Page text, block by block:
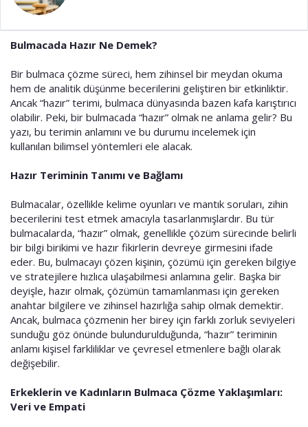
a
i
i
Bulmacada Hazır Ne Demek?
Bir bulmaca çözme süreci, hem zihinsel bir meydan okuma
hem de analitik düşünme becerilerini geliştiren bir etkinliktir.
Ancak “hazır” terimi, bulmaca dünyasında bazen kafa karıştırıcı
olabilir. Peki, bir bulmacada “hazır” olmak ne anlama gelir? Bu
yazı, bu terimin anlamını ve bu durumu incelemek için
kullanılan bilimsel yöntemleri ele alacak.
Hazır Teriminin Tanımı ve Bağlamı
Bulmacalar, özellikle kelime oyunları ve mantık soruları, zihin
becerilerini test etmek amacıyla tasarlanmışlardır. Bu tür
bulmacalarda, “hazır” olmak, genellikle çözüm sürecinde belirli
bir bilgi birikimi ve hazır fikirlerin devreye girmesini ifade
eder. Bu, bulmacayı çözen kişinin, çözümü için gereken bilgiye
ve stratejilere hızlıca ulaşabilmesi anlamına gelir. Başka bir
deyişle, hazır olmak, çözümün tamamlanması için gereken
anahtar bilgilere ve zihinsel hazırlığa sahip olmak demektir.
Ancak, bulmaca çözmenin her birey için farklı zorluk seviyeleri
sunduğu göz önünde bulundurulduğunda, “hazır” teriminin
anlamı kişisel farkliliklar ve çevresel etmenlere bağlı olarak
değişebilir.
Erkeklerin ve Kadınların Bulmaca Çözme Yaklaşımları:
Veri ve Empati